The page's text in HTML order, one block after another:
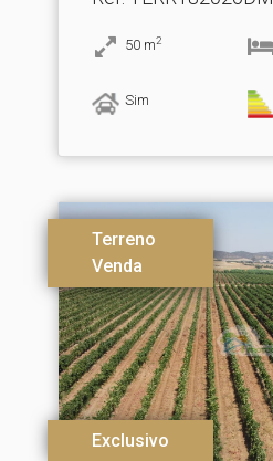
50 m2
Sim
Terreno
Venda
Exclusivo